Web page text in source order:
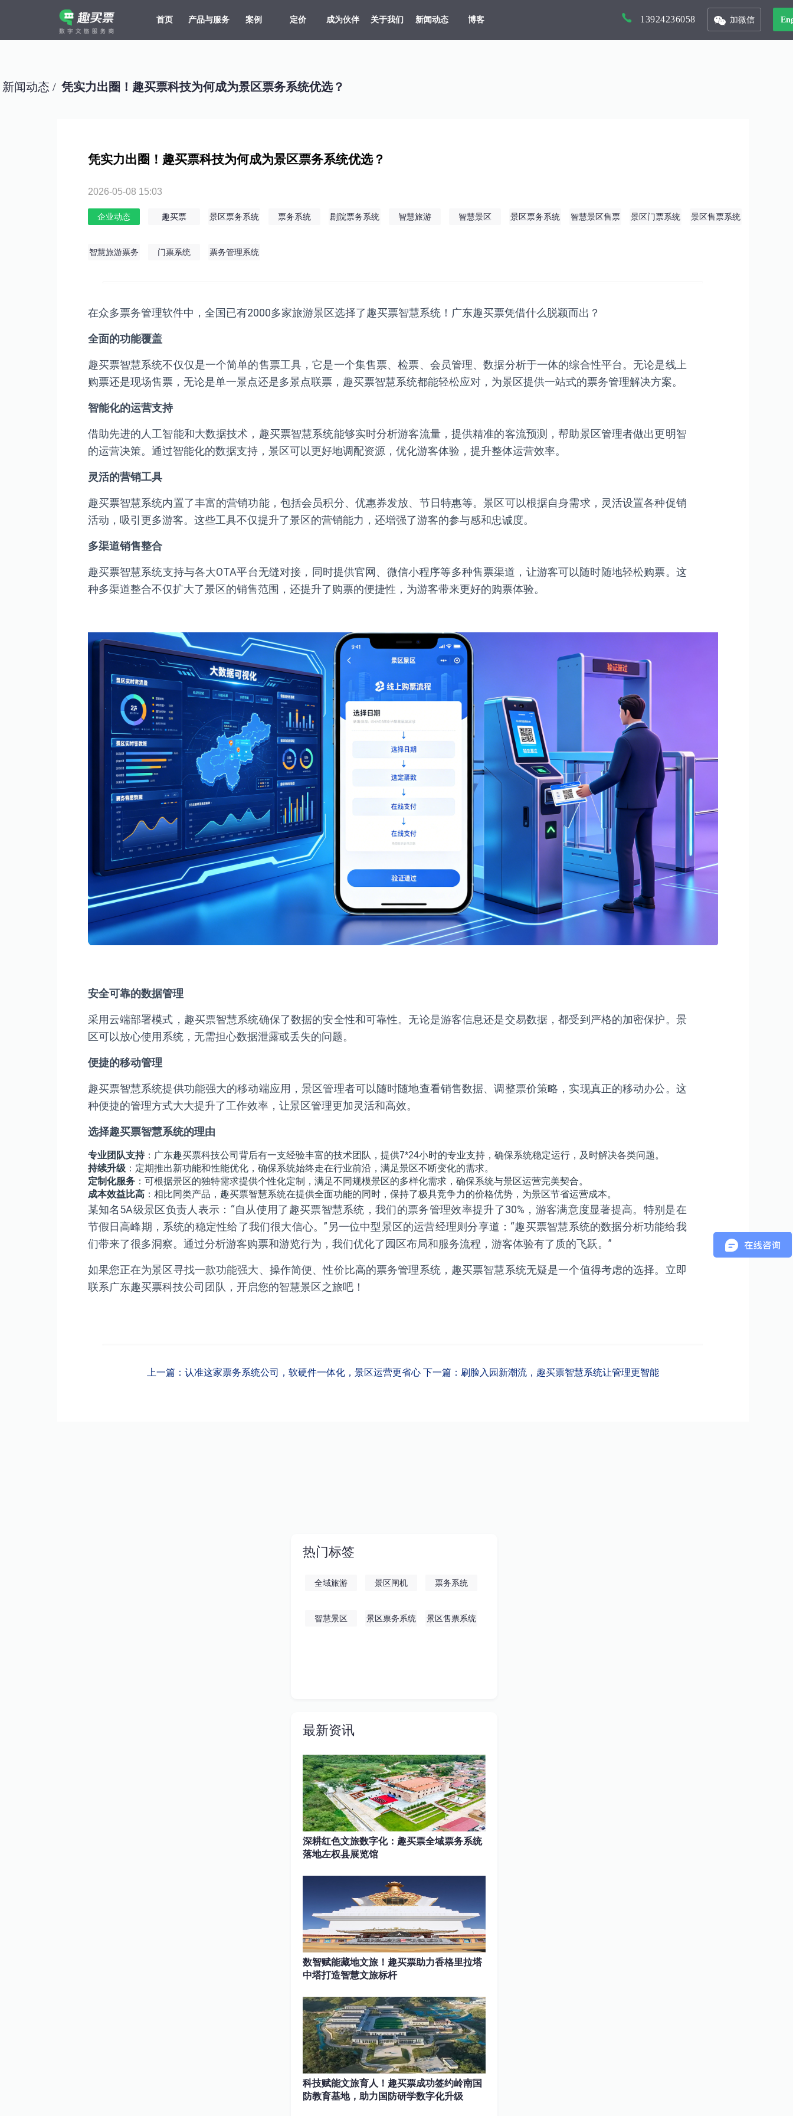
首页 产品与服务 案例 定价 成为伙伴 关于我们 新闻动态 博客 13924236058 加微信
新闻动态 / 凭实力出圈！趣买票科技为何成为景区票务系统优选？
凭实力出圈！趣买票科技为何成为景区票务系统优选？
2026-05-08 15:03
企业动态 趣买票 景区票务系统 票务系统 剧院票务系统 智慧旅游 智慧景区 景区票务系统
智慧景区售票
景区门票系统 景区售票系统
智慧旅游票务
门票系统 票务管理系统
在众多票务管理软件中，全国已有2000多家旅游景区选择了趣买票智慧系统！广东趣买票凭借什么脱颖而出？
全面的功能覆盖
趣买票智慧系统不仅仅是一个简单的售票工具，它是一个集售票、检票、会员管理、数据分析于一体的综合性平台。无论是线上
购票还是现场售票，无论是单一景点还是多景点联票，趣买票智慧系统都能轻松应对，为景区提供一站式的票务管理解决方案。
智能化的运营支持
借助先进的人工智能和大数据技术，趣买票智慧系统能够实时分析游客流量，提供精准的客流预测，帮助景区管理者做出更明智
的运营决策。通过智能化的数据支持，景区可以更好地调配资源，优化游客体验，提升整体运营效率。
灵活的营销工具
趣买票智慧系统内置了丰富的营销功能，包括会员积分、优惠券发放、节日特惠等。景区可以根据自身需求，灵活设置各种促销
活动，吸引更多游客。这些工具不仅提升了景区的营销能力，还增强了游客的参与感和忠诚度。
多渠道销售整合
趣买票智慧系统支持与各大OTA平台无缝对接，同时提供官网、微信小程序等多种售票渠道，让游客可以随时随地轻松购票。这
种多渠道整合不仅扩大了景区的销售范围，还提升了购票的便捷性，为游客带来更好的购票体验。
安全可靠的数据管理
采用云端部署模式，趣买票智慧系统确保了数据的安全性和可靠性。无论是游客信息还是交易数据，都受到严格的加密保护。景
区可以放心使用系统，无需担心数据泄露或丢失的问题。
便捷的移动管理
趣买票智慧系统提供功能强大的移动端应用，景区管理者可以随时随地查看销售数据、调整票价策略，实现真正的移动办公。这
种便捷的管理方式大大提升了工作效率，让景区管理更加灵活和高效。
选择趣买票智慧系统的理由
专业团队支持：广东趣买票科技公司背后有一支经验丰富的技术团队，提供7*24小时的专业支持，确保系统稳定运行，及时解决各类问题。
持续升级：定期推出新功能和性能优化，确保系统始终走在行业前沿，满足景区不断变化的需求。
定制化服务：可根据景区的独特需求提供个性化定制，满足不同规模景区的多样化需求，确保系统与景区运营完美契合。
成本效益比高：相比同类产品，趣买票智慧系统在提供全面功能的同时，保持了极具竞争力的价格优势，为景区节省运营成本。
某知名5A级景区负责人表示：“自从使用了趣买票智慧系统，我们的票务管理效率提升了30%，游客满意度显著提高。特别是在
节假日高峰期，系统的稳定性给了我们很大信心。”另一位中型景区的运营经理则分享道：“趣买票智慧系统的数据分析功能给我
们带来了很多洞察。通过分析游客购票和游览行为，我们优化了园区布局和服务流程，游客体验有了质的飞跃。”
如果您正在为景区寻找一款功能强大、操作简便、性价比高的票务管理系统，趣买票智慧系统无疑是一个值得考虑的选择。立即
联系广东趣买票科技公司团队，开启您的智慧景区之旅吧！
上一篇：认准这家票务系统公司，软硬件一体化，景区运营更省心 下一篇：刷脸入园新潮流，趣买票智慧系统让管理更智能
热门标签
全域旅游 景区闸机 票务系统
智慧景区 景区票务系统 景区售票系统
最新资讯
深耕红色文旅数字化：趣买票全域票务系统
落地左权县展览馆
数智赋能藏地文旅！趣买票助力香格里拉塔
中塔打造智慧文旅标杆
科技赋能文旅育人！趣买票成功签约岭南国
防教育基地，助力国防研学数字化升级